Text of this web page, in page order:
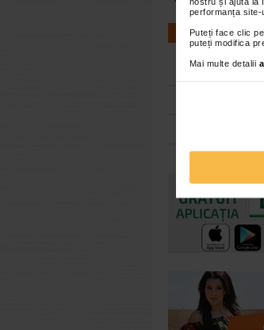
performanța
Puteți face clic
puteți modifica
Mai multe detalii
FARMACII
Farmacii NON-